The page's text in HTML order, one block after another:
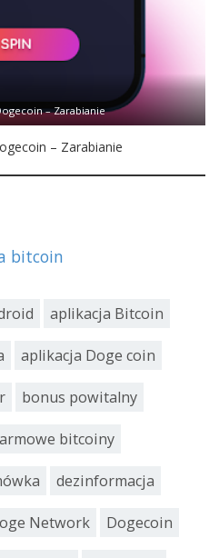
– Zarabianie
– Zarabianie
bitcoin
aplikacja Bitcoin
aplikacja Doge coin
bonus powitalny
bitcoiny
dezinformacja
Network Dogecoin